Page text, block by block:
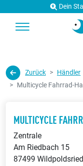
Dein
Zurück
Händler
Multicycle Fahrrad-
MULTICYCLE
Zentrale
Am Riedbach 15
87499 Wildpoldsried